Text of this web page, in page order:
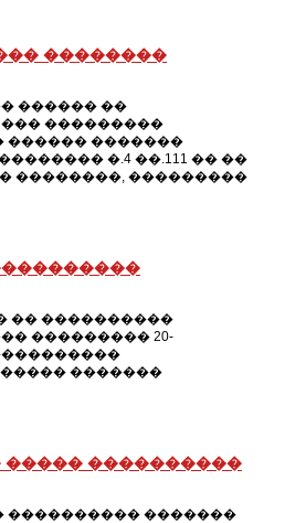
��������
������ ��
���������
������ �������
�.4 ��.111 �� ��
��������, ���������
�� ����������
��������� 20-
�������
����� ����������
���������� �������